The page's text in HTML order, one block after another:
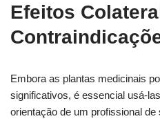
Efeitos
Embora as plantas medicinais
significativos, é essencial usá-
orientação de um profissional